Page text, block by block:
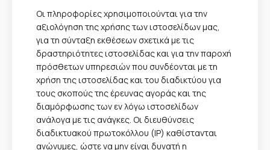
Οι πληροφορίες χρησιμοποιούνται για την
αξιολόγηση της χρήσης των ιστοσελίδων μας,
για τη σύνταξη εκθέσεων σχετικά με τις
δραστηριότητες ιστοσελίδας και για την παροχή
πρόσθετων υπηρεσιών που συνδέονται με τη
χρήση της ιστοσελίδας και του διαδικτύου για
τους σκοπούς της έρευνας αγοράς και της
διαμόρφωσης των εν λόγω ιστοσελίδων
ανάλογα με τις ανάγκες. Οι διευθύνσεις
διαδικτυακού πρωτοκόλλου (IP) καθίστανται
ανώνυμες, ώστε να μην είναι δυνατή η